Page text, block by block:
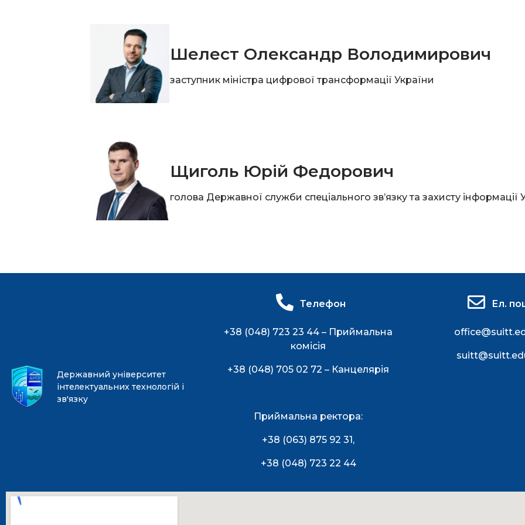
Шелест Олександр Володимирович
заступник міністра цифрової трансформації України
Щиголь Юрій Федорович
голова Державної служби спеціального зв’язку та захисту інформації
Державний університет
інтелектуальних технологій і
зв'язку
Телефон
+38 (048) 723 23 44 – Приймальна
комісія
+38 (048) 705 02 72 – Канцелярія
Приймальна ректора:
+38 (063) 875 92 31,
+38 (048) 723 22 44
Ел.